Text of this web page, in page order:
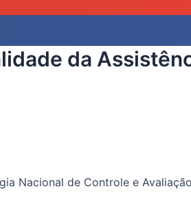
da
Nacional de Controle e